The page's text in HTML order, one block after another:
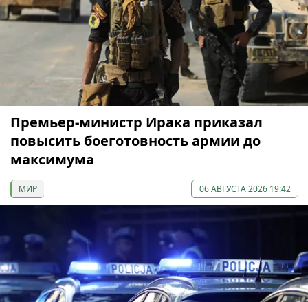
Премьер-министр Ирака приказал
повысить боеготовность армии до
максимума
МИР 06 АВГУСТА 2026 19:42